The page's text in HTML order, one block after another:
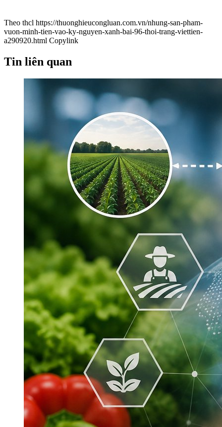
Theo thcl https://thuonghieucongluan.com.vn/nhung-san-pham-
vuon-minh-tien-vao-ky-nguyen-xanh-bai-96-thoi-trang-viettien-
a290920.html Copylink
Tin liên quan